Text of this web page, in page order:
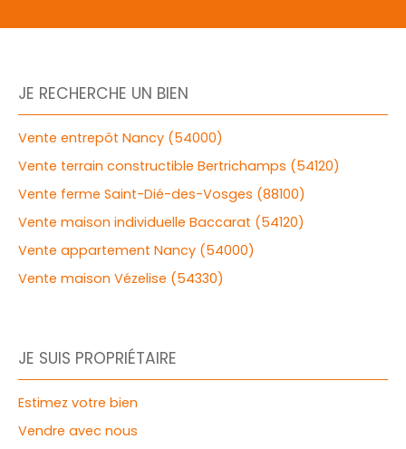
JE RECHERCHE UN BIEN
Vente entrepôt Nancy (54000)
Vente terrain constructible Bertrichamps (54120)
Vente ferme Saint-Dié-des-Vosges (88100)
Vente maison individuelle Baccarat (54120)
Vente appartement Nancy (54000)
Vente maison Vézelise (54330)
JE SUIS PROPRIÉTAIRE
Estimez votre bien
Vendre avec nous